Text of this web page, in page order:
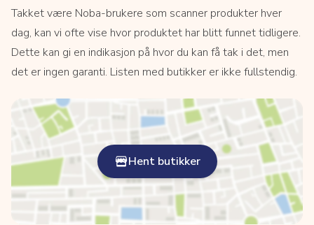
Takket være Noba-brukere som scanner produkter hver
dag, kan vi ofte vise hvor produktet har blitt funnet tidligere.
Dette kan gi en indikasjon på hvor du kan få tak i det, men
det er ingen garanti. Listen med butikker er ikke fullstendig.
Hent butikker